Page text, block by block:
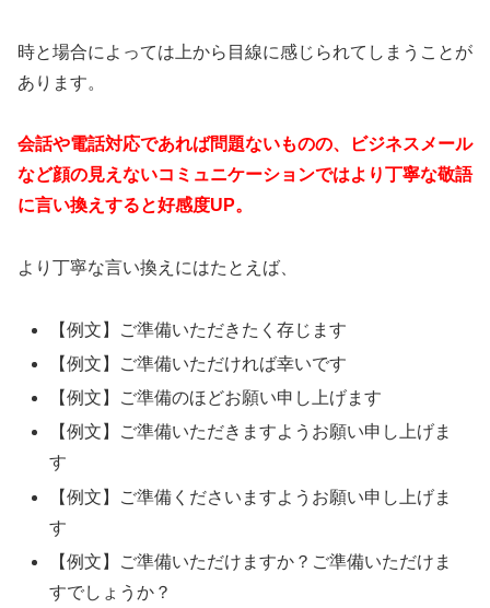
時と場合によっては上から目線に感じられてしまうことが
あります。
会話や電話対応であれば問題ないものの、ビジネスメール
など顔の見えないコミュニケーションではより丁寧な敬語
に言い換えすると好感度UP。
より丁寧な言い換えにはたとえば、
【例文】ご準備いただきたく存じます
【例文】ご準備いただければ幸いです
【例文】ご準備のほどお願い申し上げます
【例文】ご準備いただきますようお願い申し上げま
す
【例文】ご準備くださいますようお願い申し上げま
す
【例文】ご準備いただけますか？ご準備いただけま
すでしょうか？